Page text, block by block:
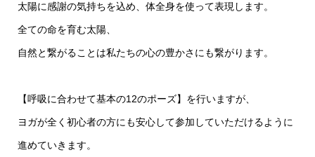
太陽に感謝の気持ちを込め、体全身を使って表現します。
全ての命を育む太陽、
自然と繋がることは私たちの心の豊かさにも繋がります。
【呼吸に合わせて基本の12のポーズ】を行いますが、
ヨガが全く初心者の方にも安心して参加していただけるように
進めていきます。